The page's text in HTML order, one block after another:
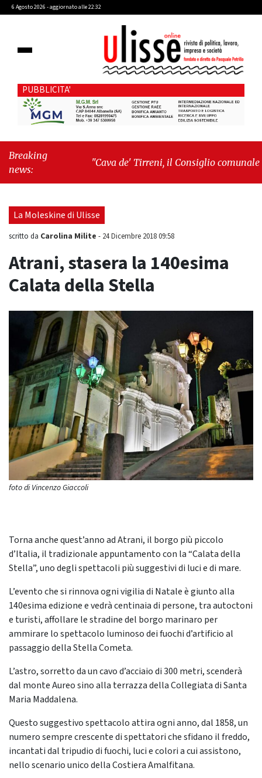
6 Agosto 2026 - aggiornato alle 22:32
PUBBLICITA'
Breaking
news:
"Cava de' Tirreni, il Consiglio comunale
Mare, giornata storica: la ceramica ammessa
alla fase europea per l’IGP"
La Moleskine di Ulisse
scritto da Carolina Milite - 24 Dicembre 2018 09:58
Atrani, stasera la 140esima
Calata della Stella
foto di Vincenzo Giaccoli
Torna anche quest’anno ad Atrani, il borgo più piccolo
d’Italia, il tradizionale appuntamento con la “Calata della
Stella”, uno degli spettacoli più suggestivi di luci e di mare.
L’evento che si rinnova ogni vigilia di Natale è giunto alla
140esima edizione e vedrà centinaia di persone, tra autoctoni
e turisti, affollare le stradine del borgo marinaro per
ammirare lo spettacolo luminoso dei fuochi d’artificio al
passaggio della Stella Cometa.
L’astro, sorretto da un cavo d’acciaio di 300 metri, scenderà
dal monte Aureo sino alla terrazza della Collegiata di Santa
Maria Maddalena.
Questo suggestivo spettacolo attira ogni anno, dal 1858, un
numero sempre crescente di spettatori che sfidano il freddo,
incantati dal tripudio di fuochi, luci e colori a cui assistono,
nello scenario unico della Costiera Amalfitana.